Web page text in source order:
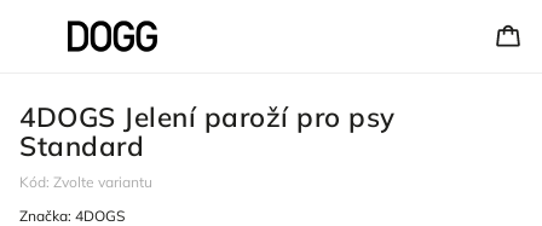
4DOGS Jelení paroží pro psy
Standard
Kód: Zvolte variantu
Značka: 4DOGS